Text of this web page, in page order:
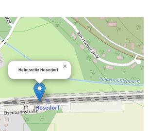
Haltestelle Hesedorf ×